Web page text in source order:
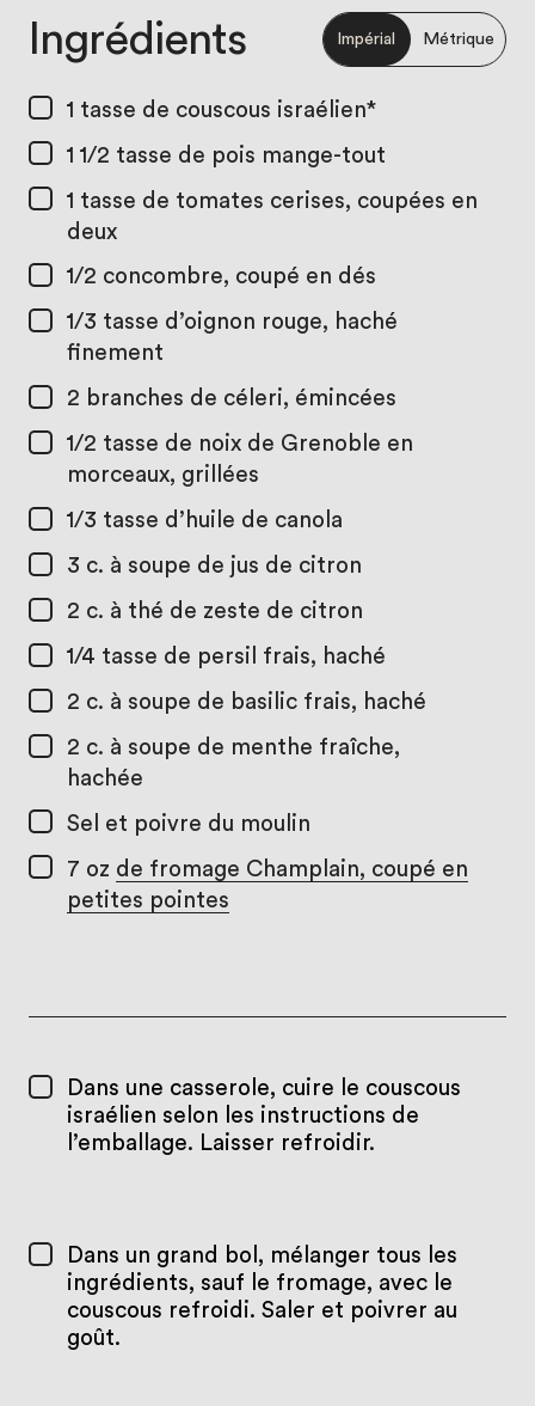
Ingrédients Impérial Métrique
1 tasse de couscous israélien*
1 1/2 tasse de pois mange-tout
1 tasse de tomates cerises, coupées en
deux
1/2 concombre, coupé en dés
1/3 tasse d’oignon rouge, haché
finement
2 branches de céleri, émincées
1/2 tasse de noix de Grenoble en
morceaux, grillées
1/3 tasse d’huile de canola
3 c. à soupe de jus de citron
2 c. à thé de zeste de citron
1/4 tasse de persil frais, haché
2 c. à soupe de basilic frais, haché
2 c. à soupe de menthe fraîche,
hachée
Sel et poivre du moulin
7 oz de fromage Champlain, coupé en
petites pointes
Dans une casserole, cuire le couscous
israélien selon les instructions de
l’emballage. Laisser refroidir.
Dans un grand bol, mélanger tous les
ingrédients, sauf le fromage, avec le
couscous refroidi. Saler et poivrer au
goût.